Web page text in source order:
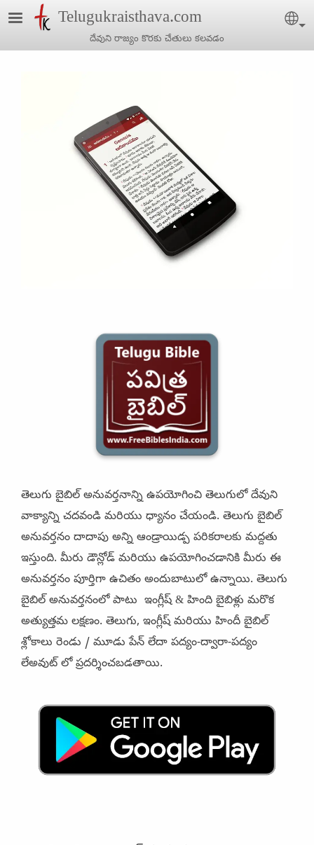
Skip to main contentTelugukraisthava.com
దేవుని రాజ్యం కొరకు చేతులు కలవడం
తెలుగు బైబిల్ అనువర్తనాన్ని ఉపయోగించి తెలుగులో దేవుని
వాక్యాన్ని చదవండి మరియు ధ్యానం చేయండి. తెలుగు బైబిల్
అనువర్తనం దాదాపు అన్ని ఆండ్రాయిడ్ప పరికరాలకు మద్దతు
ఇస్తుంది. మీరు డౌన్లోడ్ మరియు ఉపయోగించడానికి మీరు ఈ
అనువర్తనం పూర్తిగా ఉచితం అందుబాటులో ఉన్నాయి. తెలుగు
బైబిల్ అనువర్తనంలో పాటు ఇంగ్లీష్ & హింది బైబిళ్లు మరొక
అత్యుత్తమ లక్షణం. తెలుగు, ఇంగ్లీష్ మరియు హిందీ బైబిల్
శ్లోకాలు రెండు / మూడు పేన్ లేదా పద్యం-ద్వారా-పద్యం
లేఅవుట్ లో ప్రదర్శించబడతాయి.